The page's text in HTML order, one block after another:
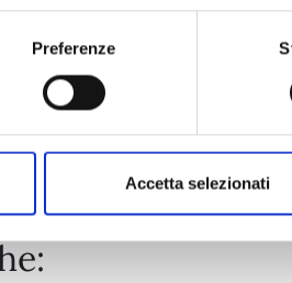
Preferenze
Accetta selezionati